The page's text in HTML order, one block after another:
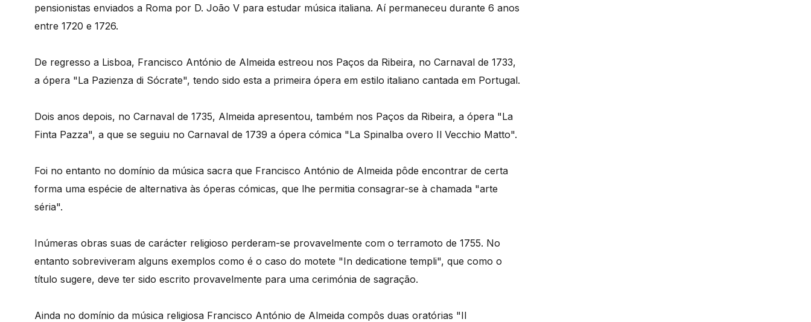
pensionistas enviados a Roma por D. João V para estudar música italiana. Aí permaneceu durante 6 anos
entre 1720 e 1726.
De regresso a Lisboa, Francisco António de Almeida estreou nos Paços da Ribeira, no Carnaval de 1733,
a ópera "La Pazienza di Sócrate", tendo sido esta a primeira ópera em estilo italiano cantada em Portugal.
Dois anos depois, no Carnaval de 1735, Almeida apresentou, também nos Paços da Ribeira, a ópera "La
Finta Pazza", a que se seguiu no Carnaval de 1739 a ópera cómica "La Spinalba overo Il Vecchio Matto".
Foi no entanto no domínio da música sacra que Francisco António de Almeida pôde encontrar de certa
forma uma espécie de alternativa às óperas cómicas, que lhe permitia consagrar-se à chamada "arte
séria".
Inúmeras obras suas de carácter religioso perderam-se provavelmente com o terramoto de 1755. No
entanto sobreviveram alguns exemplos como é o caso do motete "In dedicatione templi", que como o
título sugere, deve ter sido escrito provavelmente para uma cerimónia de sagração.
Ainda no domínio da música religiosa Francisco António de Almeida compôs duas oratórias "Il